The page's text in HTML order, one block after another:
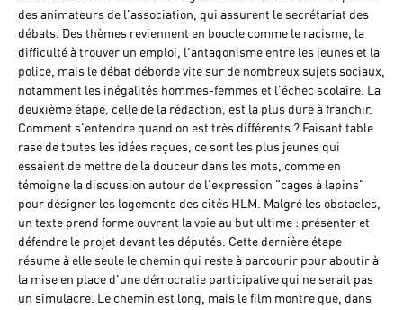
des animateurs de l'association, qui assurent le secrétariat des
débats. Des thèmes reviennent en boucle comme le racisme, la
difficulté à trouver un emploi, l'antagonisme entre les jeunes et la
police, mais le débat déborde vite sur de nombreux sujets sociaux,
notamment les inégalités hommes-femmes et l'échec scolaire. La
deuxième étape, celle de la rédaction, est la plus dure à franchir.
Comment s'entendre quand on est très différents ? Faisant table
rase de toutes les idées reçues, ce sont les plus jeunes qui
essaient de mettre de la douceur dans les mots, comme en
témoigne la discussion autour de l'expression "cages à lapins"
pour désigner les logements des cités HLM. Malgré les obstacles,
un texte prend forme ouvrant la voie au but ultime : présenter et
défendre le projet devant les députés. Cette dernière étape
résume à elle seule le chemin qui reste à parcourir pour aboutir à
la mise en place d'une démocratie participative qui ne serait pas
un simulacre. Le chemin est long, mais le film montre que, dans